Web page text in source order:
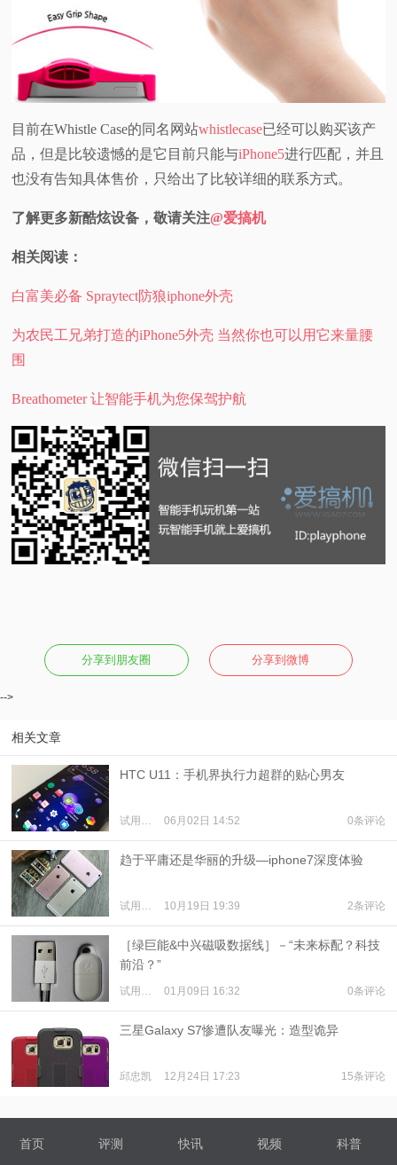
目前在Whistle Case的同名网站whistlecase已经可以购买该产
品，但是比较遗憾的是它目前只能与iPhone5进行匹配，并且
也没有告知具体售价，只给出了比较详细的联系方式。
了解更多新酷炫设备，敬请关注@爱搞机
相关阅读：
白富美必备 Spraytect防狼iphone外壳
为农民工兄弟打造的iPhone5外壳 当然你也可以用它来量腰
围
Breathometer 让智能手机为您保驾护航
分享到朋友圈 分享到微博
-->
相关文章
HTC U11：手机界执行力超群的贴心男友
06月02日 14:52 0条评论
趋于平庸还是华丽的升级—iphone7深度体验
10月19日 19:39 2条评论
［绿巨能&中兴磁吸数据线］－“未来标配？科技
前沿？”
01月09日 16:32 0条评论
三星Galaxy S7惨遭队友曝光：造型诡异
邱忠凯 12月24日 17:23 15条评论
首页 评测 快讯 视频 科普